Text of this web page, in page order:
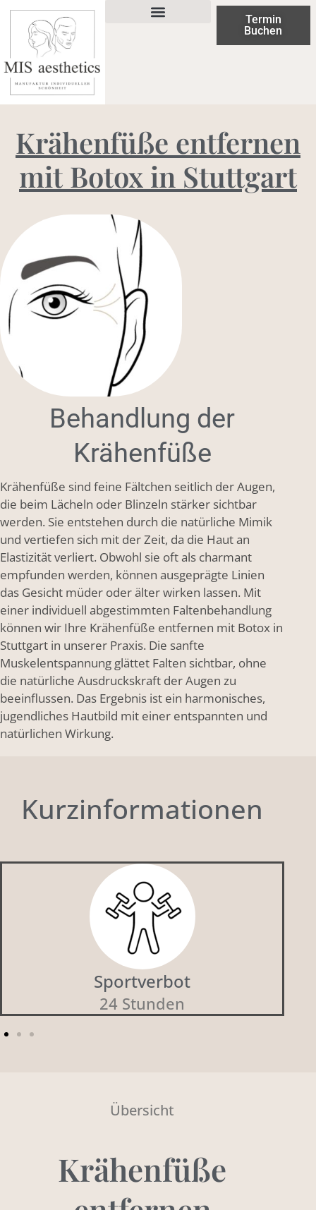
Termin
Buchen
Krähenfüße entfernen
mit Botox in Stuttgart
Behandlung der
Krähenfüße
Krähenfüße sind feine Fältchen seitlich der Augen,
die beim Lächeln oder Blinzeln stärker sichtbar
werden. Sie entstehen durch die natürliche Mimik
und vertiefen sich mit der Zeit, da die Haut an
Elastizität verliert. Obwohl sie oft als charmant
empfunden werden, können ausgeprägte Linien
das Gesicht müder oder älter wirken lassen. Mit
einer individuell abgestimmten Faltenbehandlung
können wir Ihre Krähenfüße entfernen mit Botox in
Stuttgart in unserer Praxis. Die sanfte
Muskelentspannung glättet Falten sichtbar, ohne
die natürliche Ausdruckskraft der Augen zu
beeinflussen. Das Ergebnis ist ein harmonisches,
jugendliches Hautbild mit einer entspannten und
natürlichen Wirkung.
Kurzinformationen
Arbeitsunfähigkeit
Übersicht
Krähenfüße